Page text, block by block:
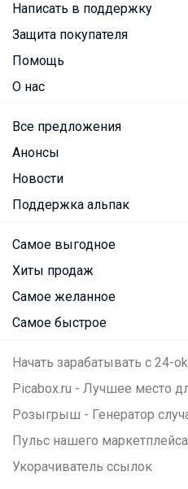
Написать в поддержку
Защита покупателя
Помощь
О нас
Все предложения
Анонсы
Новости
Поддержка альпак
Самое выгодное
Хиты продаж
Самое желанное
Самое быстрое
Начать зарабатывать с 24-ok
Picabox.ru - Лучшее место
Розыгрыш - Генератор
Пульс нашего маркетплейса
Укорачиватель ссылок